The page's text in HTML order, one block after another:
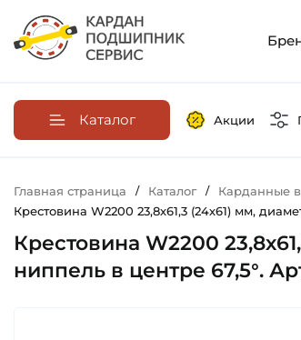
Каталог Акции
Главная страница / Каталог / Карданные
Крестовина W2200 23,8х61,3 (24х61) мм,
Крестовина W2200
ниппель в центре 67,5°.